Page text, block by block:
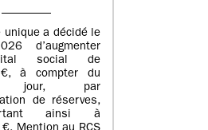
unique a décidé le
d’augmenter
social de
à compter du
jour, par
de réserves,
ainsi à